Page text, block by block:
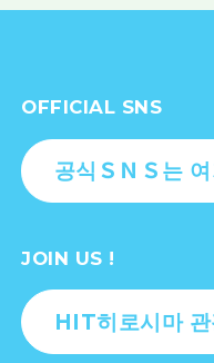
OFFICIAL SNS
공식ＳＮＳ는
JOIN US !
HIT히로시마